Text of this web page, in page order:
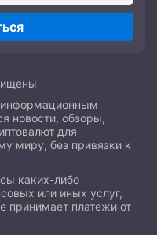
новости, обзоры,
для
миру, без привязки к
каких-либо
или иных услуг,
принимает платежи от